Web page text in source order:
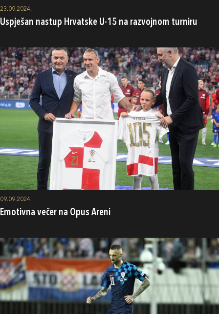
23.09.2024.
Uspješan nastup Hrvatske U-15 na razvojnom turniru
09.09.2024.
Emotivna večer na Opus Areni